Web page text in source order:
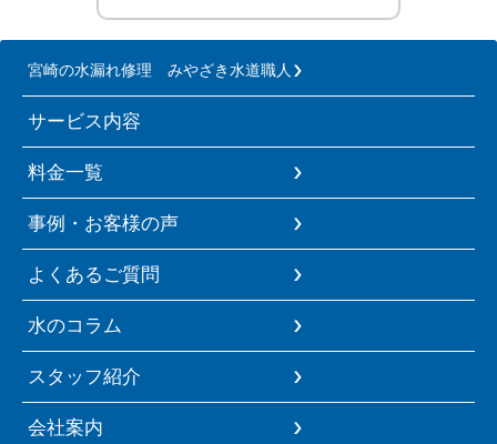
宮崎の水漏れ修理 みやざき水道職人
サービス内容
料金一覧
事例・お客様の声
よくあるご質問
水のコラム
スタッフ紹介
会社案内